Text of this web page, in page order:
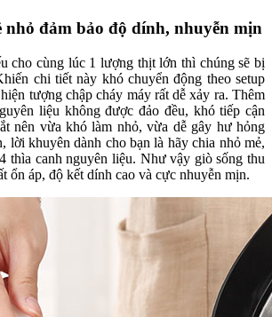
nhỏ đảm bảo độ dính, nhuyễn mịn
cho cùng lúc 1 lượng thịt lớn thì chúng sẽ bị
chi tiết này khó chuyển động theo setup
tượng chập cháy máy rất dễ xảy ra. Thêm
liệu không được đảo đều, khó tiếp cận
nên vừa khó làm nhỏ, vừa dễ gây hư hỏng
lời khuyên dành cho bạn là hãy chia nhỏ mẻ,
thìa canh nguyên liệu. Như vậy giò sống thu
ổn áp, độ kết dính cao và cực nhuyễn mịn.